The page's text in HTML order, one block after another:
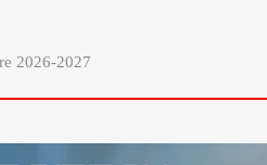
2026-2027